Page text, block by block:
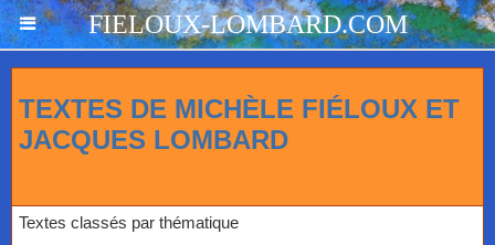
FIELOUX-LOMBARD.COM
TEXTES DE MICHÈLE FIÉLOUX ET
JACQUES LOMBARD
Textes classés par thématique